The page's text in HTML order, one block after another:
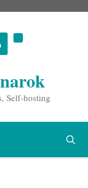
Self-hosting